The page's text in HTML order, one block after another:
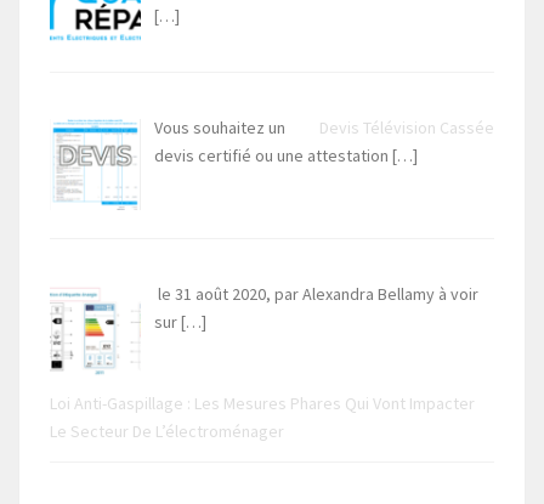
[…]
Devis Télévision Cassée
Vous souhaitez un
devis certifié ou une attestation […]
Loi Anti-Gaspillage : Les Mesures Phares Qui Vont Impacter
Le Secteur De L’électroménager
le 31 août 2020, par Alexandra Bellamy à voir
sur[…]